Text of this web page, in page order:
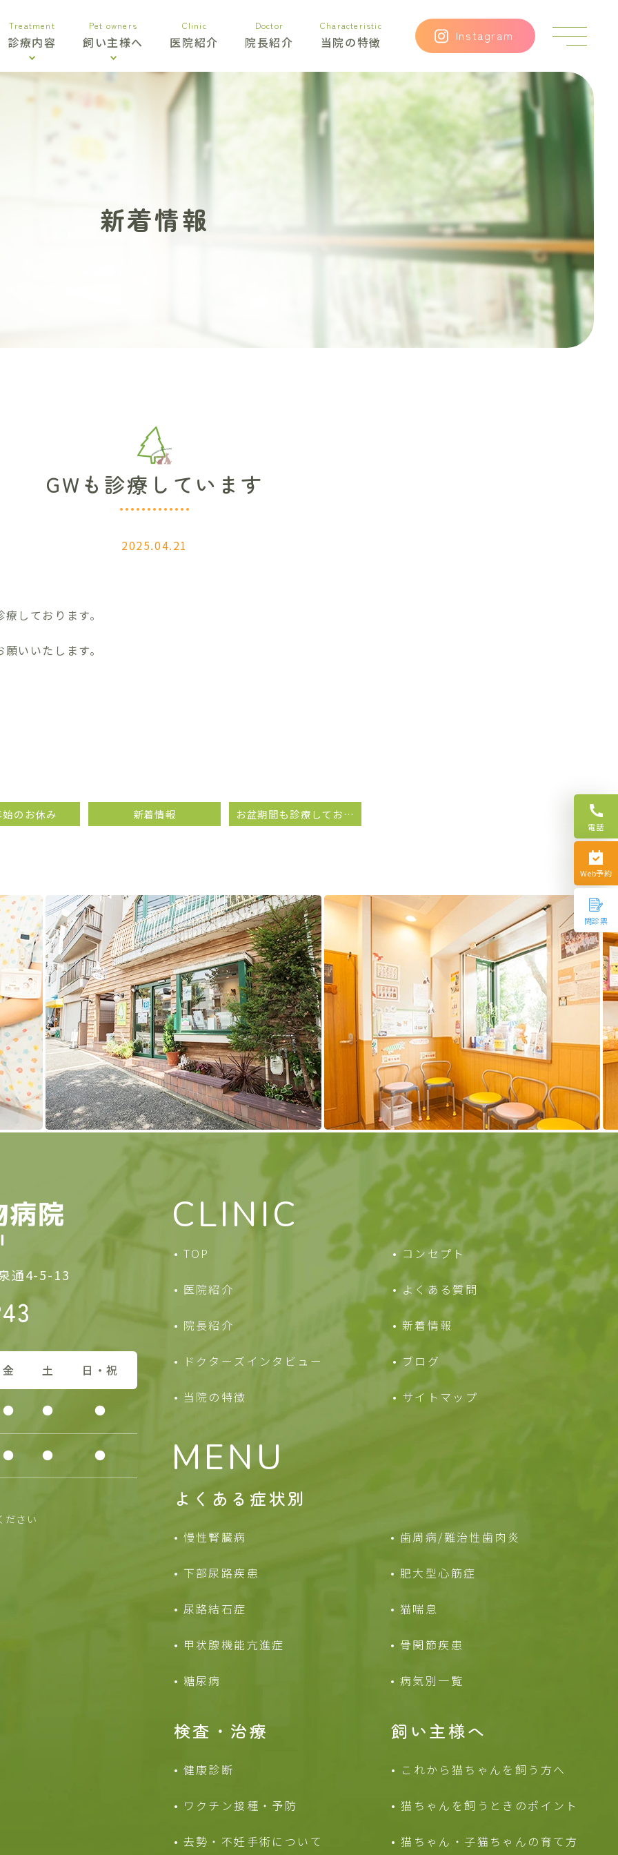
GW
も
し
Treatment
診療内容
Pet owners
飼い主様へ
Clinic
医院紹介
Doctor
院長紹介
Characteristic
当院の特徴 Instagram
新着情報
GWも診療しています
2025.04.21
しております。
いいたします。
のお休み 新着情報 お盆期間も診療しております
通4-5-13
金 土 日・祝
● ● ●
● ● ●
ださい
CLINIC
TOP
医院紹介
院長紹介
ドクターズインタビュー
当院の特徴
コンセプト
よくある質問
新着情報
ブログ
サイトマップ
MENU
よくある症状別
慢性腎臓病
下部尿路疾患
尿路結石症
甲状腺機能亢進症
糖尿病
歯周病/難治性歯肉炎
肥大型心筋症
猫喘息
骨関節疾患
病気別一覧
検査・治療
健康診断
ワクチン接種・予防
去勢・不妊手術について
飼い主様へ
これから猫ちゃんを 飼う方へ
猫ちゃんを飼うときのポイント
猫ちゃん・子猫ちゃんの育て方
電話
Web予約
問診票